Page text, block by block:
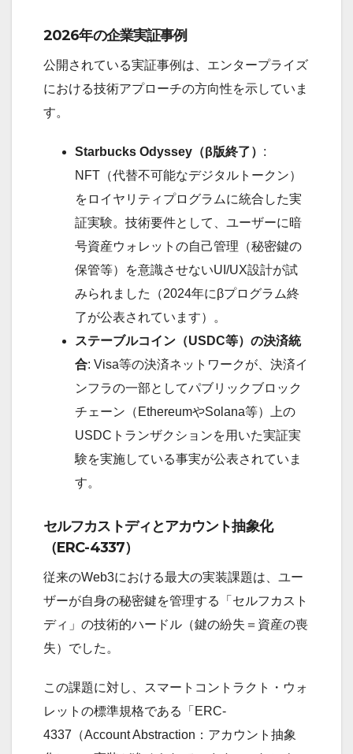
2026年の企業実証事例
公開されている実証事例は、エンタープライズ
における技術アプローチの方向性を示していま
す。
Starbucks Odyssey（β版終了） :
NFT（代替不可能なデジタルトークン）
をロイヤリティプログラムに統合した実
証実験。技術要件として、ユーザーに暗
号資産ウォレットの自己管理（秘密鍵の
保管等）を意識させないUI/UX設計が試
みられました（2024年にβプログラム終
了が公表されています）。
ステーブルコイン（USDC等）の決済統
合: Visa等の決済ネットワークが、決済イ
ンフラの一部としてパブリックブロック
チェーン（EthereumやSolana等）上の
USDCトランザクションを用いた実証実
験を実施している事実が公表されていま
す。
セルフカストディとアカウント抽象化
（ERC-4337）
従来のWeb3における最大の実装課題は、ユー
ザーが自身の秘密鍵を管理する「セルフカスト
ディ」の技術的ハードル（鍵の紛失＝資産の喪
失）でした。
この課題に対し、スマートコントラクト・ウォ
レットの標準規格である「ERC-
4337（Account Abstraction：アカウント抽象